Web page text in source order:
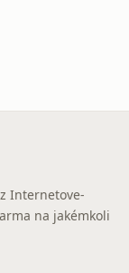
Internetove-
na jakémkoli